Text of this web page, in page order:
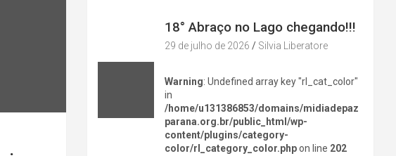
18° Abraço no Lago chegando!!!
29 de julho de 2026 Silvia Liberatore
Warning: Undefined array key "rl_cat_color"
in
/home/u131386853/domains/midiadepaz
parana.org.br/public_html/wp-
content/plugins/category-
color/rl_category_color.phpon line 202